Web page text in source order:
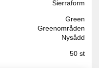
Sierraform
Green
Greenområden
Nysådd
50 st